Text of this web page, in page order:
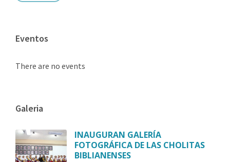
Eventos
There are no events
Galeria
INAUGURAN GALERÍA
FOTOGRÁFICA DE LAS CHOLITAS
BIBLIANENSES